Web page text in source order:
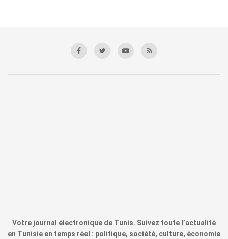
Votre journal électronique de Tunis. Suivez toute l’actualité
en Tunisie en temps réel : politique, société, culture, économie